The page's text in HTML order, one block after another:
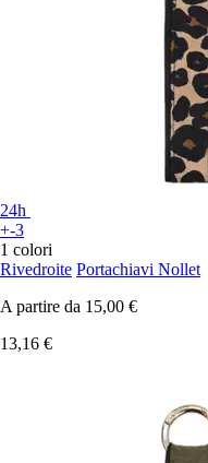
24h
+-3
1 colori
Rivedroite Portachiavi Nollet
A partire da 15,00 €
13,16 €